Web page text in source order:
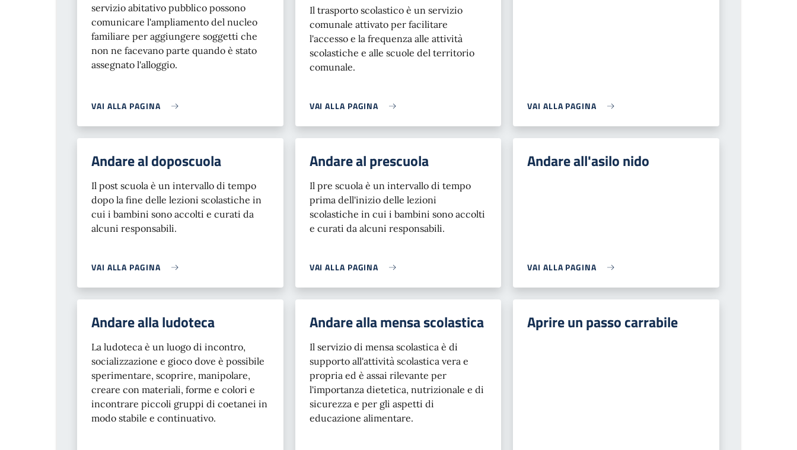
servizio abitativo pubblico possono
comunicare l'ampliamento del nucleo
familiare per aggiungere soggetti che
non ne facevano parte quando è stato
assegnato l'alloggio.
VAI ALLA PAGINA
Il trasporto scolastico è un servizio
comunale attivato per facilitare
l'accesso e la frequenza alle attività
scolastiche e alle scuole del territorio
comunale.
VAI ALLA PAGINA VAI ALLA PAGINA
Andare al doposcuola
Il post scuola è un intervallo di tempo
dopo la fine delle lezioni scolastiche in
cui i bambini sono accolti e curati da
alcuni responsabili.
VAI ALLA PAGINA
Andare al prescuola
Il pre scuola è un intervallo di tempo
prima dell'inizio delle lezioni
scolastiche in cui i bambini sono accolti
e curati da alcuni responsabili.
VAI ALLA PAGINA
Andare all'asilo nido
VAI ALLA PAGINA
Andare alla ludoteca
La ludoteca è un luogo di incontro,
socializzazione e gioco dove è possibile
sperimentare, scoprire, manipolare,
creare con materiali, forme e colori e
incontrare piccoli gruppi di coetanei in
modo stabile e continuativo.
Andare alla mensa scolastica
Il servizio di mensa scolastica è di
supporto all'attività scolastica vera e
propria ed è assai rilevante per
l'importanza dietetica, nutrizionale e di
sicurezza e per gli aspetti di
educazione alimentare.
Aprire un passo carrabile